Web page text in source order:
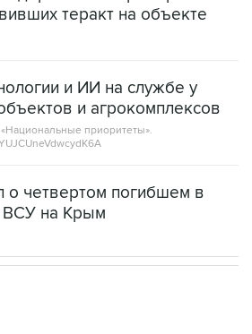
теракт на объекте
и ИИ на службе у
и агрокомплексов
приоритеты».
о четвертом погибшем в
ВСУ на Крым